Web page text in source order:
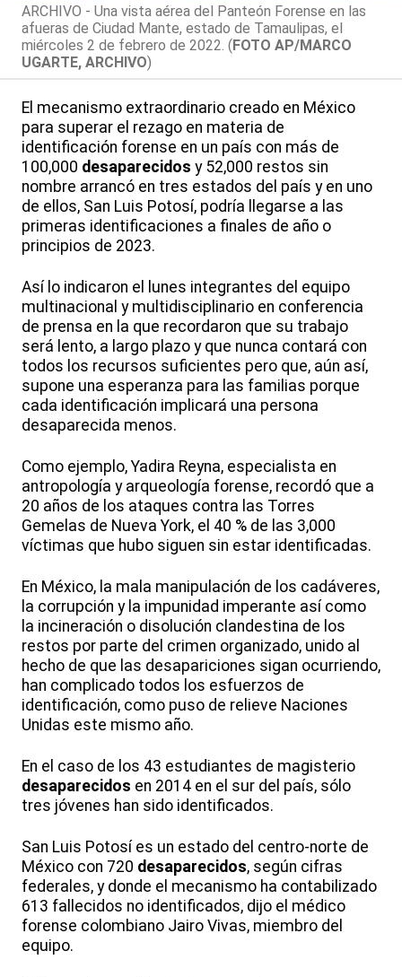
ARCHIVO - Una vista aérea del Panteón Forense en las
afueras de Ciudad Mante, estado de Tamaulipas, el
miércoles 2 de febrero de 2022. (FOTO AP/MARCO
UGARTE, ARCHIVO)
El mecanismo extraordinario creado en México
para superar el rezago en materia de
identificación forense en un país con más de
100,000 desaparecidos y 52,000 restos sin
nombre arrancó en tres estados del país y en uno
de ellos, San Luis Potosí, podría llegarse a las
primeras identificaciones a finales de año o
principios de 2023.
Así lo indicaron el lunes integrantes del equipo
multinacional y multidisciplinario en conferencia
de prensa en la que recordaron que su trabajo
será lento, a largo plazo y que nunca contará con
todos los recursos suficientes pero que, aún así,
supone una esperanza para las familias porque
cada identificación implicará una persona
desaparecida menos.
Como ejemplo, Yadira Reyna, especialista en
antropología y arqueología forense, recordó que a
20 años de los ataques contra las Torres
Gemelas de Nueva York, el 40 % de las 3,000
víctimas que hubo siguen sin estar identificadas.
En México, la mala manipulación de los cadáveres,
la corrupción y la impunidad imperante así como
la incineración o disolución clandestina de los
restos por parte del crimen organizado, unido al
hecho de que las desapariciones sigan ocurriendo,
han complicado todos los esfuerzos de
identificación, como puso de relieve Naciones
Unidas este mismo año.
En el caso de los 43 estudiantes de magisterio
desaparecidos en 2014 en el sur del país, sólo
tres jóvenes han sido identificados.
San Luis Potosí es un estado del centro-norte de
México con 720 desaparecidos, según cifras
federales, y donde el mecanismo ha contabilizado
613 fallecidos no identificados, dijo el médico
forense colombiano Jairo Vivas, miembro del
equipo.